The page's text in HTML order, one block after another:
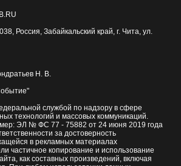
, Россия, Забайкальский край, г. Чита, ул.
Н. В.
службой по надзору в сфере
технологий и массовых коммуникаций.
ЭЛ № ФС 77 - 75882 от 24 июня 2019 года
за достоверность
в рекламных материалах
частичное копирование и использование
как составных произведений, включая